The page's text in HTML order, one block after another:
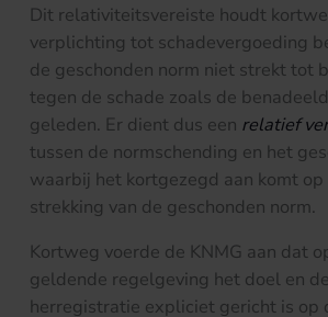
Dit relativiteitsvereiste houdt
verplichting tot schadevergoeding
de geschonden norm niet strekt tot
tegen de schade zoals de
geleden. Er dient dus een relatief
tussen de normschending en het
waarbij het kortgezegd aan komt
strekking van de geschonden norm.
Kortweg voerde de KNMG aan dat
geldende regelgeving het doel en
herregistratie expliciet gericht is op